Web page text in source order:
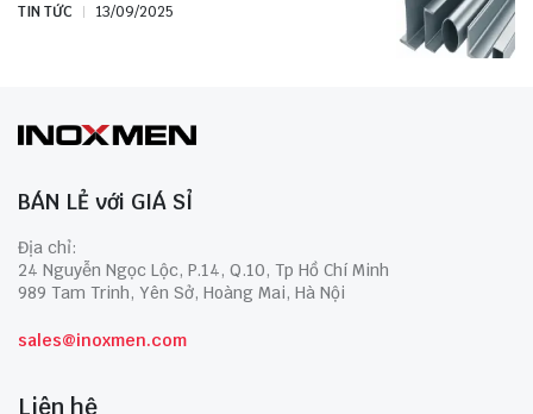
TIN TỨC 13/09/2025
BÁN LẺ với GIÁ SỈ
Địa chỉ:
24 Nguyễn Ngọc Lộc, P.14, Q.10, Tp Hồ Chí Minh
989 Tam Trinh, Yên Sở, Hoàng Mai, Hà Nội
sales@inoxmen.com
Liên hệ